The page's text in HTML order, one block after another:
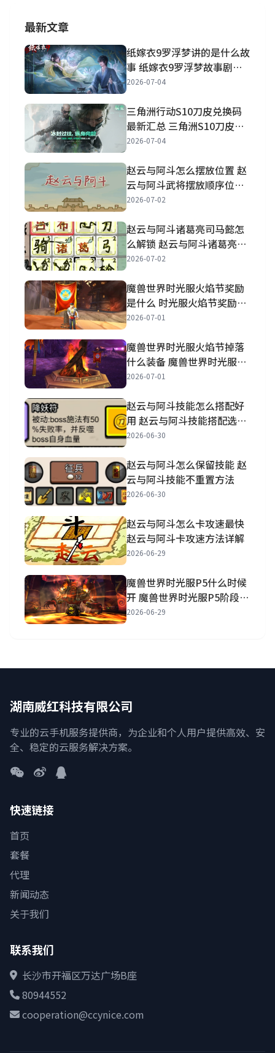
最新文章
纸嫁衣9罗浮梦讲的是什么故
事 纸嫁衣9罗浮梦故事剧情
一览
2026-07-04
三角洲行动S10刀皮兑换码
最新汇总 三角洲S10刀皮兑
换码最新大全
2026-07-04
赵云与阿斗怎么摆放位置 赵
云与阿斗武将摆放顺序位置
分享
2026-07-02
赵云与阿斗诸葛亮司马懿怎
么解锁 赵云与阿斗诸葛亮司
马懿怎么获得
2026-07-02
魔兽世界时光服火焰节奖励
是什么 时光服火焰节奖励一
览
2026-07-01
魔兽世界时光服火焰节掉落
什么装备 魔兽世界时光服火
焰节装备披风属性一览
2026-07-01
赵云与阿斗技能怎么搭配好
用 赵云与阿斗技能搭配选择
推荐
2026-06-30
赵云与阿斗怎么保留技能 赵
云与阿斗技能不重置方法
2026-06-30
赵云与阿斗怎么卡攻速最快
赵云与阿斗卡攻速方法详解
2026-06-29
魔兽世界时光服P5什么时候
开 魔兽世界时光服P5阶段开
放时间一览
2026-06-29
湖南威红科技有限公司
专业的云手机服务提供商，为企业和个人用户提供高效、安
全、稳定的云服务解决方案。
快速链接
首页
套餐
代理
新闻动态
关于我们
联系我们
长沙市开福区万达广场B座
80944552
cooperation@ccynice.com